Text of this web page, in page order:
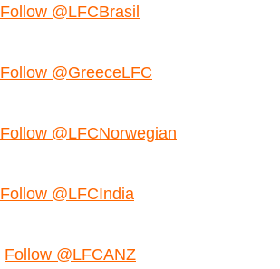
Follow @LFCBrasil
Follow @GreeceLFC
Follow @LFCNorwegian
Follow @LFCIndia
Follow @LFCANZ